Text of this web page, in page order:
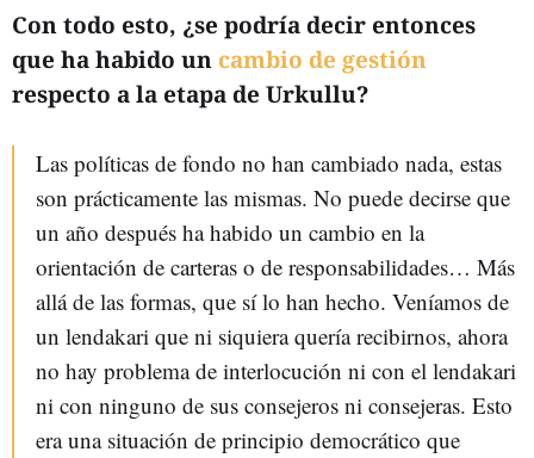
Con todo esto, ¿se podría decir entonces
que ha habido un cambio de gestión
respecto a la etapa de Urkullu?
Las políticas de fondo no han cambiado nada, estas
son prácticamente las mismas. No puede decirse que
un año después ha habido un cambio en la
orientación de carteras o de responsabilidades… Más
allá de las formas, que sí lo han hecho. Veníamos de
un lendakari que ni siquiera quería recibirnos, ahora
no hay problema de interlocución ni con el lendakari
ni con ninguno de sus consejeros ni consejeras. Esto
era una situación de principio democrático que